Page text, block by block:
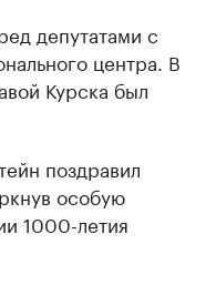
депутатами с
центра. В
Курска был
поздравил
особую
1000-летия